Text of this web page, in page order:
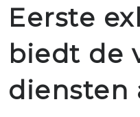
Eerste
biedt de
diensten